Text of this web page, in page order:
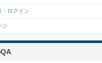
・ログイン
ジ